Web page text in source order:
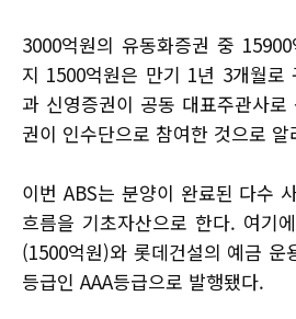
3000억원의 유동화증권 중
지 1500억원은 만기 1년 3개월로
과 신영증권이 공동 대표주관사
권이 인수단으로 참여한 것으로 알
이번 ABS는 분양이 완료된 다수
흐름을 기초자산으로 한다. 여기
(1500억원)와 롯데건설의 예금 운
등급인 AAA등급으로 발행됐다.